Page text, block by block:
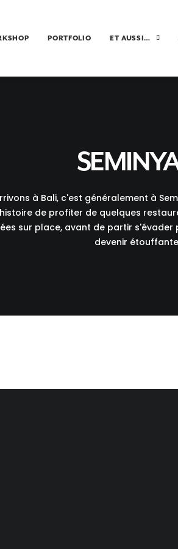
PORTFOLIO ET AUSSI…
à Bali, c'est généralement à
de profiter de quelques
sur place, avant de partir
devenir étouffante